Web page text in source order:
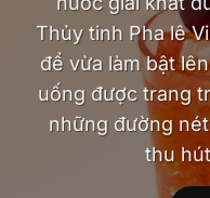
Thủy tinh Pha lê
để vừa làm bật
uống được trang
những đường
thu